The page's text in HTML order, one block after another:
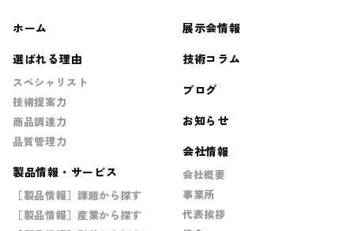
ホーム
選ばれる理由
スペシャリスト
技術提案力
商品調達力
品質管理力
製品情報・サービス
［製品情報］課題から探す
［製品情報］産業から探す
展示会情報
技術コラム
ブログ
お知らせ
会社情報
会社概要
事業所
代表挨拶